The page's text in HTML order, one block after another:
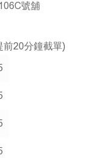
號舖
前20分鐘截單)